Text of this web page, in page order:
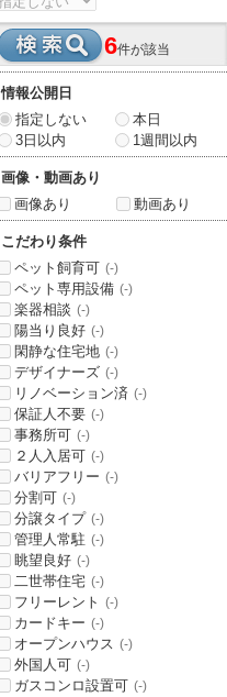
6件が該当
情報公開日
指定しない
本日
3日以内
1週間以内
画像・動画あり
画像あり
動画あり
こだわり条件
ペット飼育可 (-)
ペット専用設備 (-)
楽器相談 (-)
陽当り良好 (-)
閑静な住宅地 (-)
デザイナーズ (-)
リノベーション済 (-)
保証人不要 (-)
事務所可 (-)
２人入居可 (-)
バリアフリー (-)
分割可 (-)
分譲タイプ (-)
管理人常駐 (-)
眺望良好 (-)
二世帯住宅 (-)
フリーレント (-)
カードキー (-)
オープンハウス (-)
外国人可 (-)
ガスコンロ設置可 (-)